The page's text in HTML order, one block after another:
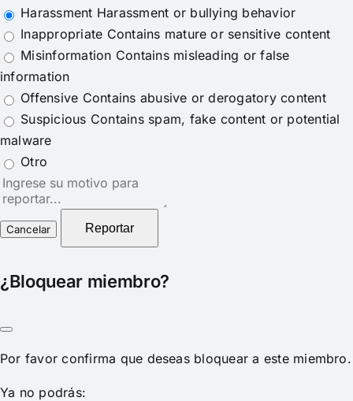
Harassment Harassment or bullying behavior
Inappropriate Contains mature or sensitive content
Misinformation Contains misleading or false
information
Offensive Contains abusive or derogatory content
Suspicious Contains spam, fake content or potential
malware
Otro
Nota
del
reporte
Reportar
¿Bloquear miembro?
Por favor confirma que deseas bloquear a este miembro.
Ya no podrás: